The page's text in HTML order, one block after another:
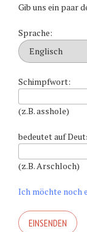
Gib uns ein paar
Sprache:
Schimpfwort:
(z.B. asshole)
bedeutet auf
(z.B. Arschloch)
Ich möchte noch